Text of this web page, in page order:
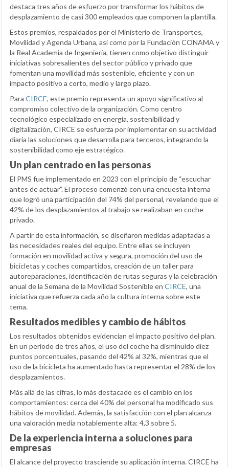
destaca tres años de esfuerzo por transformar los hábitos de
desplazamiento de casi 300 empleados que componen la plantilla.
Estos premios, respaldados por el Ministerio de Transportes,
Movilidad y Agenda Urbana, así como por la Fundación CONAMA y
la Real Academia de Ingeniería, tienen como objetivo distinguir
iniciativas sobresalientes del sector público y privado que
fomentan una movilidad más sostenible, eficiente y con un
impacto positivo a corto, medio y largo plazo.
Para CIRCE, este premio representa un apoyo significativo al
compromiso colectivo de la organización. Como centro
tecnológico especializado en energía, sostenibilidad y
digitalización, CIRCE se esfuerza por implementar en su actividad
diaria las soluciones que desarrolla para terceros, integrando la
sostenibilidad como eje estratégico.
Un plan centrado en las personas
El PMS fue implementado en 2023 con el principio de “escuchar
antes de actuar”. El proceso comenzó con una encuesta interna
que logró una participación del 74% del personal, revelando que el
42% de los desplazamientos al trabajo se realizaban en coche
privado.
A partir de esta información, se diseñaron medidas adaptadas a
las necesidades reales del equipo. Entre ellas se incluyen
formación en movilidad activa y segura, promoción del uso de
bicicletas y coches compartidos, creación de un taller para
autoreparaciones, identificación de rutas seguras y la celebración
anual de la Semana de la Movilidad Sostenible en CIRCE, una
iniciativa que refuerza cada año la cultura interna sobre este
tema.
Resultados medibles y cambio de hábitos
Los resultados obtenidos evidencian el impacto positivo del plan.
En un periodo de tres años, el uso del coche ha disminuido diez
puntos porcentuales, pasando del 42% al 32%, mientras que el
uso de la bicicleta ha aumentado hasta representar el 28% de los
desplazamientos.
Más allá de las cifras, lo más destacado es el cambio en los
comportamientos: cerca del 40% del personal ha modificado sus
hábitos de movilidad. Además, la satisfacción con el plan alcanza
una valoración media notablemente alta: 4,3 sobre 5.
De la experiencia interna a soluciones para
empresas
El alcance del proyecto trasciende su aplicación interna. CIRCE ha